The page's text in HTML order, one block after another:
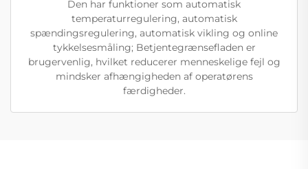
Den har funktioner som automatisk
temperaturregulering, automatisk
spændingsregulering, automatisk vikling og online
tykkelsesmåling; Betjentegrænsefladen er
brugervenlig, hvilket reducerer menneskelige fejl og
mindsker afhængigheden af operatørens
færdigheder.